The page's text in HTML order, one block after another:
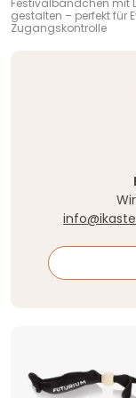
gestalten – perfekt für
Zugangskontrolle